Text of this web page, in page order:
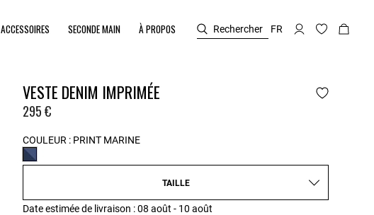
ACCESSOIRES SECONDE MAIN À PROPOS Rechercher FR
VESTE DENIM IMPRIMÉE
295 €
COULEUR : PRINT MARINE
TAILLE
Date estimée de livraison : 08 août - 10 août